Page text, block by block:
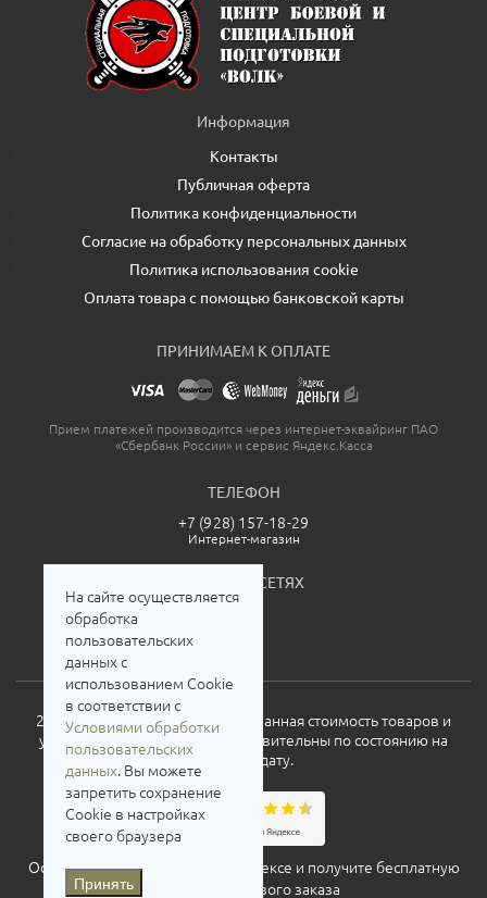
Информация
Контакты
Публичная оферта
Политика конфиденциальности
Согласие на обработку персональных данных
Политика использования cookie
Оплата товара с помощью банковской карты
ПРИНИМАЕМ К ОПЛАТЕ
Прием платежей производится через интернет-эквайринг ПАО
«Сбербанк России» и сервис Яндекс.Касса
ТЕЛЕФОН
+7 (928) 157-18-29
Интернет-магазин
МЫ В СОЦСЕТЯХ
2026. Все права защищены. Указанная стоимость товаров и
условия их приобретения действительны по состоянию на
текущую дату.
Оставьте свой отзыв о нас на Яндексе и получите бесплатную
доставку для нового заказа
На сайте осуществляется
обработка
пользовательских
данных с
использованием Cookie
в соответствии с
Условиями обработки
пользовательских
данных. Вы можете
запретить сохранение
Cookie в настройках
своего браузера
Принять